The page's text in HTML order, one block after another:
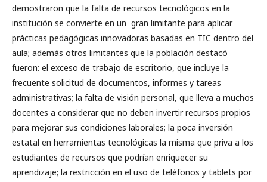
demostraron que la falta de recursos tecnológicos en la
institución se convierte en un gran limitante para aplicar
prácticas pedagógicas innovadoras basadas en TIC dentro del
aula; además otros limitantes que la población destacó
fueron: el exceso de trabajo de escritorio, que incluye la
frecuente solicitud de documentos, informes y tareas
administrativas; la falta de visión personal, que lleva a muchos
docentes a considerar que no deben invertir recursos propios
para mejorar sus condiciones laborales; la poca inversión
estatal en herramientas tecnológicas la misma que priva a los
estudiantes de recursos que podrían enriquecer su
aprendizaje; la restricción en el uso de teléfonos y tablets por